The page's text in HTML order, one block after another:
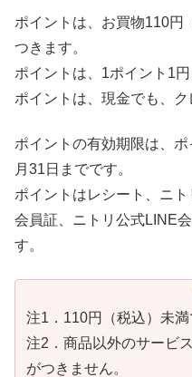
ポイントは、お買物110円
つきます。
ポイントは、1ポイント1
ポイントは、現金でも、ク
ポイントの有効期限は、
月31日までです。
ポイントはレシート、ニ
会員証、ニトリ公式LINE
す。
注1．110円（税込）未満
注2．商品以外のサービ
がつきません。